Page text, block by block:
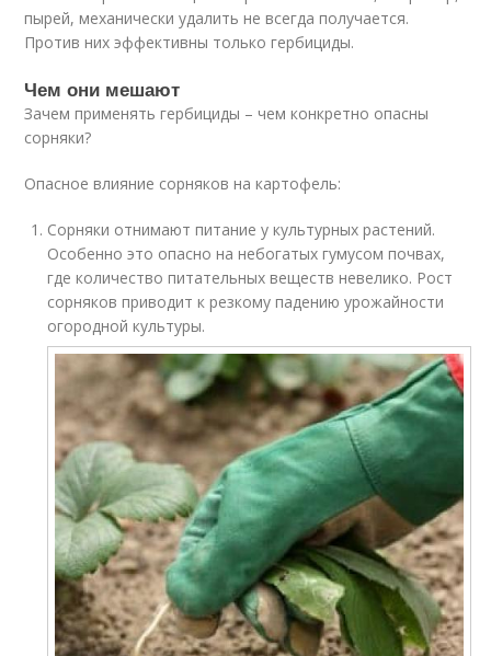
пырей, механически удалить не всегда получается.
Против них эффективны только гербициды.
Чем они мешают
Зачем применять гербициды – чем конкретно опасны
сорняки?
Опасное влияние сорняков на картофель:
Сорняки отнимают питание у культурных растений.
Особенно это опасно на небогатых гумусом почвах,
где количество питательных веществ невелико. Рост
сорняков приводит к резкому падению урожайности
огородной культуры.